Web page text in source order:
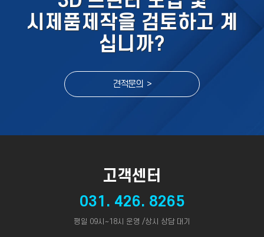
시제품제작을 검토하고 계
십니까?
견적문의 >
고객센터
031. 426. 8265
평일 09시~18시 운영 /상시 상담 대기